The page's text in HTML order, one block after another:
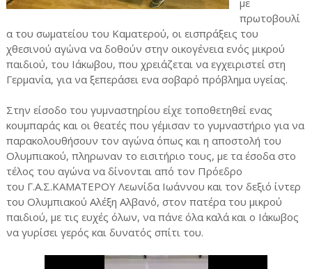
με
πρωτοβουλί
α του σωματείου του Καματερού, οι εισπράξεις του
χθεσινού αγώνα να δοθούν στην οικογένεια ενός μικρού
παιδιού, του Ιάκωβου, που χρειάζεται να εγχειριστεί στη
Γερμανία, για να ξεπεράσει ενα σοβαρό πρόβλημα υγείας.
Στην είσοδο του γυμναστηρίου είχε τοποθετηθεί ενας
κουμπαράς και οι θεατές που γέμισαν το γυμναστήριο για να
παρακολουθήσουν τον αγώνα όπως και η αποστολή του
Ολυμπιακού, πληρωναν το εισιτήριο τους, με τα έσοδα στο
τέλος του αγώνα να δίνονται από τον Πρόεδρο
του Γ.Α.Σ.ΚΑΜΑΤΕΡΟΥ Λεωνίδα Ιωάννου και τον δεξιό ίντερ
του Ολυμπιακού Αλέξη Αλβανό, στον πατέρα του μικρού
παιδιού, με τις ευχές όλων, να πάνε όλα καλά και ο Ιάκωβος
να γυρίσει γερός και δυνατός σπίτι του.